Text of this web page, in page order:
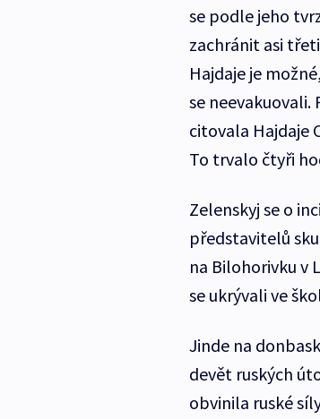
se podle jeho
zachránit asi
Hajdaje je
se neevakuovali.
citovala Hajdaje
To trvalo čtyři
Zelenskyj se o
představitelů
na Bilohorivku v
se ukrývali ve
Jinde na
devět ruských
obvinila ruské